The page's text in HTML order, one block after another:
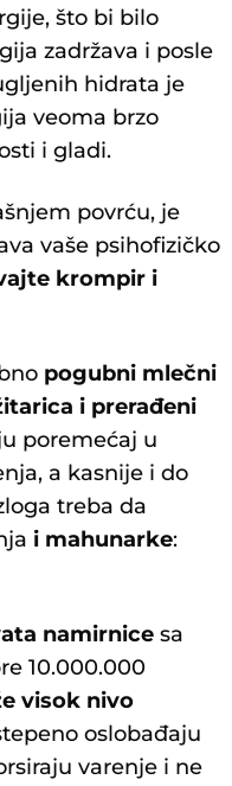
što bi bilo
zadržava i posle
hidrata je
veoma brzo
i gladi.
povrću, je
vaše psihofizičko
krompir i
pogubni mlečni
i prerađeni
poremećaj u
a kasnije i do
treba da
i mahunarke:
namirnice sa
10.000.000
visok nivo
oslobađaju
varenje i ne